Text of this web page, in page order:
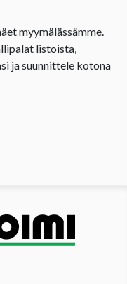
myymälässämme.
listoista,
ja suunnittele kotona